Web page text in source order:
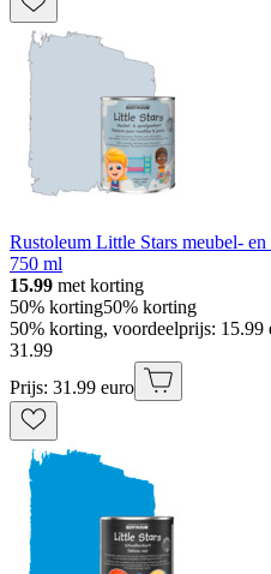
Rustoleum Little Stars meubel-
750 ml
15.99 met korting
50% korting50% korting
50% korting, voordeelprijs: 15.99
31 .99
Prijs: 31.99 euro